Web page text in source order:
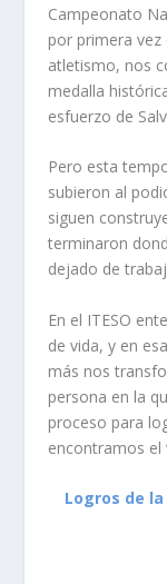
Campeonato
por primera vez
atletismo, nos
medalla
esfuerzo de
Pero esta
subieron al
siguen
terminaron
dejado de
En el ITESO
de vida, y en
más nos
persona en la
proceso para
encontramos el
Logros de